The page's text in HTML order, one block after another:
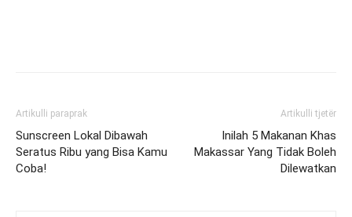
Artikulli paraprak
Sunscreen Lokal Dibawah
Seratus Ribu yang Bisa Kamu
Coba!
Artikulli tjetër
Inilah 5 Makanan Khas
Makassar Yang Tidak Boleh
Dilewatkan